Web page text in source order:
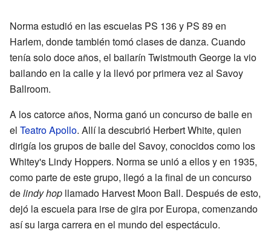
Norma estudió en las escuelas PS 136 y PS 89 en
Harlem, donde también tomó clases de danza. Cuando
tenía solo doce años, el bailarín Twistmouth George la vio
bailando en la calle y la llevó por primera vez al Savoy
Ballroom.
A los catorce años, Norma ganó un concurso de baile en
el Teatro Apollo. Allí la descubrió Herbert White, quien
dirigía los grupos de baile del Savoy, conocidos como los
Whitey's Lindy Hoppers. Norma se unió a ellos y en 1935,
como parte de este grupo, llegó a la final de un concurso
delindy hop llamado Harvest Moon Ball. Después de esto,
dejó la escuela para irse de gira por Europa, comenzando
así su larga carrera en el mundo del espectáculo.